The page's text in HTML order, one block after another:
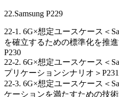
22.Samsung P229
22-1. 6G×想定ユースケース＜
を確立するための標準化を推
P230
22-2. 6G×想定ユースケース＜
プリケーションシナリオ＞P231
22-3. 6G×想定ユースケース＜
ケーションを満たすための技